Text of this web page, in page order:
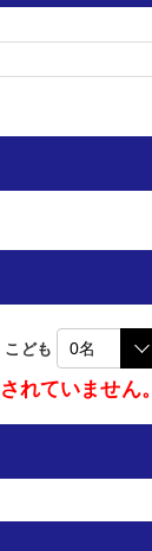
こども
れていません。